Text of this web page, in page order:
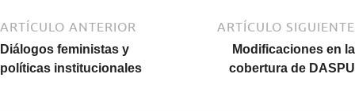
ARTÍCULO ANTERIOR
Diálogos feministas y
políticas institucionales
ARTÍCULO SIGUIENTE
Modificaciones en la
cobertura de DASPU